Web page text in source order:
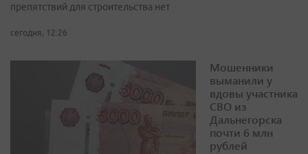
препятствий для строительства нет
сегодня, 12:26
Мошенники
выманили у
вдовы участника
СВО из
Дальнегорска
почти 6 млн
рублей